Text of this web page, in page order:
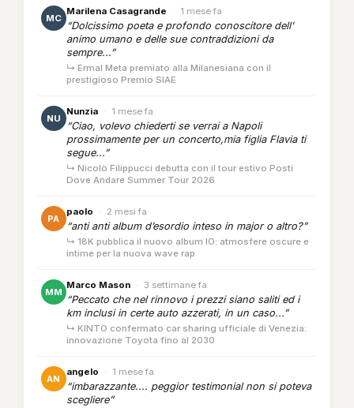
MC
Marilena Casagrande · 1 mese fa
“Dolcissimo poeta e profondo conoscitore dell'
animo umano e delle sue contraddizioni da
sempre...”
↳ Ermal Meta premiato alla Milanesiana con il
prestigioso Premio SIAE
NU
Nunzia · 1 mese fa
“Ciao, volevo chiederti se verrai a Napoli
prossimamente per un concerto,mia figlia Flavia ti
segue...”
↳ Nicolò Filippucci debutta con il tour estivo Posti
Dove Andare Summer Tour 2026
PA
paolo · 2 mesi fa
“anti anti album d’esordio inteso in major o altro?”
↳ 18K pubblica il nuovo album IO: atmosfere oscure e
intime per la nuova wave rap
MM
Marco Mason · 3 settimane fa
“Peccato che nel rinnovo i prezzi siano saliti ed i
km inclusi in certe auto azzerati, in un caso...”
↳ KINTO confermato car sharing ufficiale di Venezia:
innovazione Toyota fino al 2030
AN
angelo · 1 mese fa
“imbarazzante.... peggior testimonial non si poteva
scegliere”